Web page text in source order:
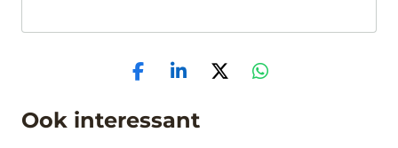
Ook interessant